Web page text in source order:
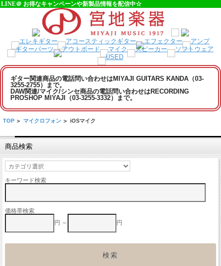
LINE＠ お得なキャンペーンや新製品情報を配信中☆
ギター関連商品の電話問い合わせはMIYAJI GUITARS KANDA（03-
3255-2755）まで。
DAW関連/マイク/シンセ商品の電話問い合わせはRECORDING
PROSHOP MIYAJI（03-3255-3332）まで。
TOP > マイクロフォン > iOSマイク
商品検索
キーワード検索
価格帯検索
円 ～
円